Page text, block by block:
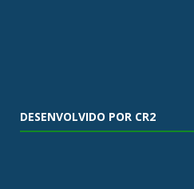
DESENVOLVIDO POR CR2